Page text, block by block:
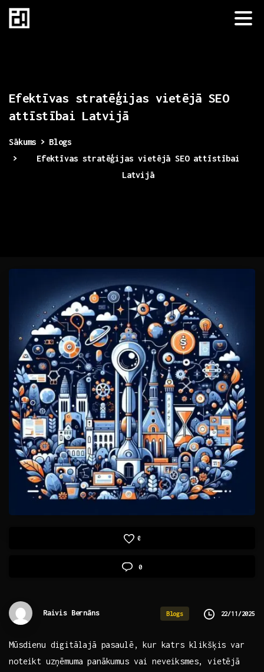
Efektīvas stratēģijas vietējā SEO
attīstībai Latvijā
Sākums
Blogs
Efektīvas stratēģijas vietējā SEO attīstībai
Latvijā
0
0
Raivis Bernāns Blogs 22/11/2025
Mūsdienu digitālajā⁤ pasaulē, kur katrs klikšķis var
noteikt uzņēmuma panākumus vai neveiksmes, vietējā